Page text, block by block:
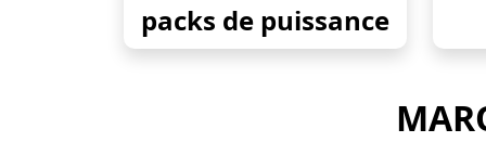
packs de puissance